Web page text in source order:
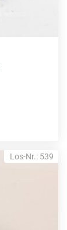
Los-Nr.: 539